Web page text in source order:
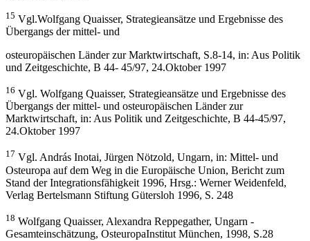
15 Vgl.Wolfgang Quaisser, Strategieansätze und Ergebnisse des
Übergangs der mittel- und
osteuropäischen Länder zur Marktwirtschaft, S.8-14, in: Aus Politik
und Zeitgeschichte, B 44- 45/97, 24.Oktober 1997
16 Vgl. Wolfgang Quaisser, Strategieansätze und Ergebnisse des
Übergangs der mittel- und osteuropäischen Länder zur
Marktwirtschaft, in: Aus Politik und Zeitgeschichte, B 44-45/97,
24.Oktober 1997
17 Vgl. András Inotai, Jürgen Nötzold, Ungarn, in: Mittel- und
Osteuropa auf dem Weg in die Europäische Union, Bericht zum
Stand der Integrationsfähigkeit 1996, Hrsg.: Werner Weidenfeld,
Verlag Bertelsmann Stiftung Gütersloh 1996, S. 248
18 Wolfgang Quaisser, Alexandra Reppegather, Ungarn -
Gesamteinschätzung, OsteuropaInstitut München, 1998, S.28